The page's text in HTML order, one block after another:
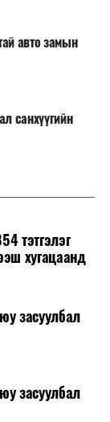
авто замын
санхүүгийн
тэтгэлэг
хугацаанд
засуулбал
засуулбал